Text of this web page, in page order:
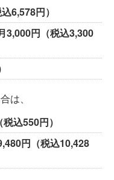
6,578円）
3,000円（税込3,300
は、
込550円）
円（税込10,428